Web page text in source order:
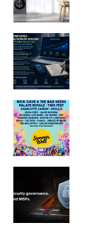
Pe 29 august,
candidaţi
procuror-şef al
susţine luni şi
ARTICOLE PE
URMATORUL
JiulAZI
De acum
să faceți